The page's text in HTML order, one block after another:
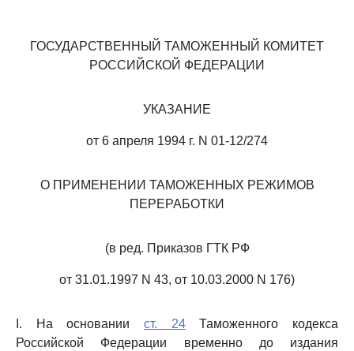
ГОСУДАРСТВЕННЫЙ ТАМОЖЕННЫЙ КОМИТЕТ
РОССИЙСКОЙ ФЕДЕРАЦИИ
УКАЗАНИЕ
от 6 апреля 1994 г. N 01-12/274
О ПРИМЕНЕНИИ ТАМОЖЕННЫХ РЕЖИМОВ
ПЕРЕРАБОТКИ
(в ред. Приказов ГТК РФ
от 31.01.1997 N 43, от 10.03.2000 N 176)
I. На основании ст. 24Таможенного кодекса
Российской Федерации временно до издания